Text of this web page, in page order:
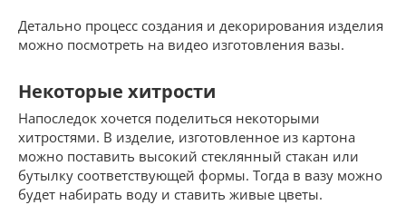
Детально процесс создания и декорирования изделия
можно посмотреть на видео изготовления вазы.
Некоторые хитрости
Напоследок хочется поделиться некоторыми
хитростями. В изделие, изготовленное из картона
можно поставить высокий стеклянный стакан или
бутылку соответствующей формы. Тогда в вазу можно
будет набирать воду и ставить живые цветы.